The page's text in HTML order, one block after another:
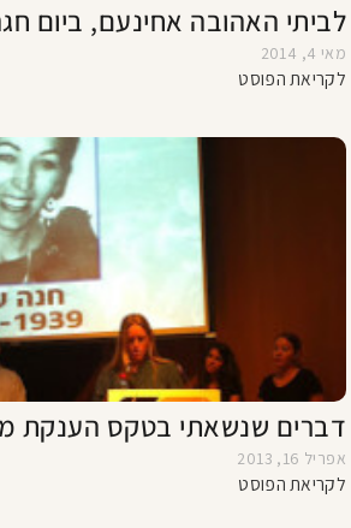
לביתי האהובה אחינעם, ביום
מאי 4, 2014
לקריאת הפוסט
דברים שנשאתי בטקס הענקת
אפריל 16, 2013
לקריאת הפוסט